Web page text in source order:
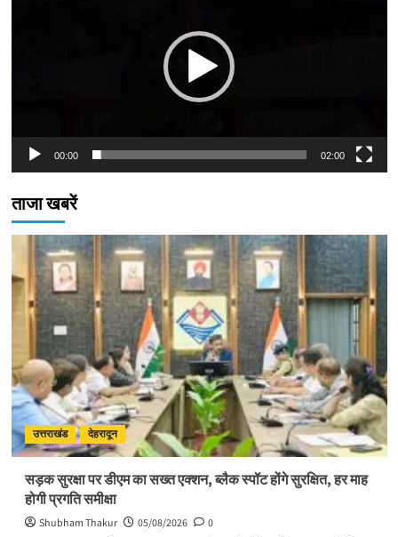
00:00 02:00
ताजा खबरें
उत्तराखंड देहरादून
सड़क सुरक्षा पर डीएम का सख्त एक्शन, ब्लैक स्पॉट होंगे सुरक्षित, हर माह
होगी प्रगति समीक्षा
Shubham Thakur 05/08/2026
0